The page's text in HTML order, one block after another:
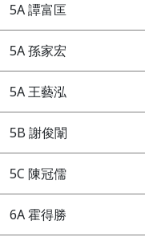
5A 譚富匡
5A 孫家宏
5A 王藝泓
5B 謝俊闈
5C 陳冠儒
6A 霍得勝